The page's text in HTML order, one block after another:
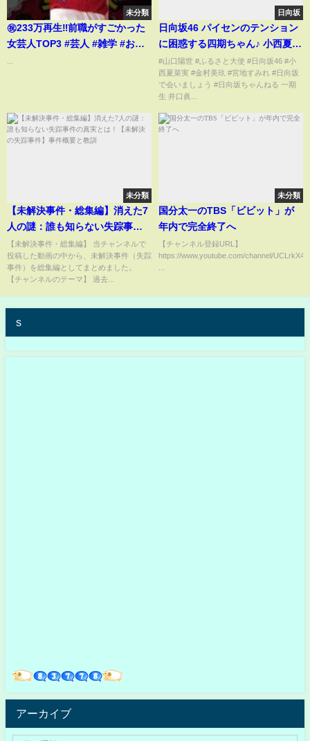
未分類
㊗️233万再生‼前職がすごかった
女芸人TOP3 #芸人 #雑学 #お笑
日向坂
日向坂46 パイセンのテンション
に困惑する四期ちゃん♪ 小西夏菜
実 山口陽世 金村美玖 宮地すみれ
#山口陽世 #ふるさと大使 #日向坂46 #小
西夏菜実 #金村美玖 #宮地すみれ #日向坂
で会いましょう #日向坂ちゃんねる 一期
生 井口眞...
未分類
【未解決事件・総集編】消えた7
人の謎：誰も知らない失踪事件
の真実とは！【未解決の失踪事
件】事件概要と教訓
【未解決事件・総集編】 当チャンネルで
投稿した動画の中から、未解決事件（失踪
事件）を総集編としてまとめました。
【チャンネルのテーマ】 過去...
未分類
国分太一のTBS「ビビット」が
年内で完全終了へ
【チャンネル登録URL】
https://www.youtube.com/channel/
s
アーカイブ